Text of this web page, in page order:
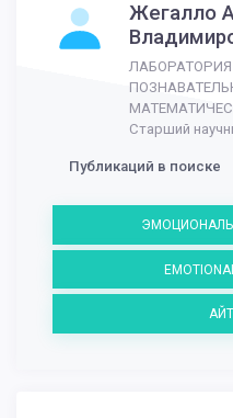
Жегалло
Старший
Публикаций в поиске